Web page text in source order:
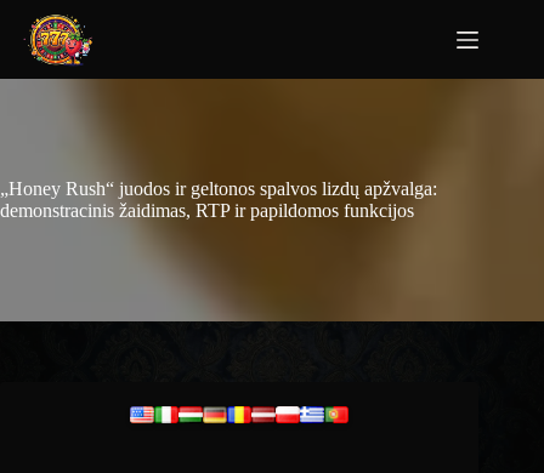
„Honey Rush“ juodos ir geltonos spalvos lizdų apžvalga:
demonstracinis žaidimas, RTP ir papildomos funkcijos